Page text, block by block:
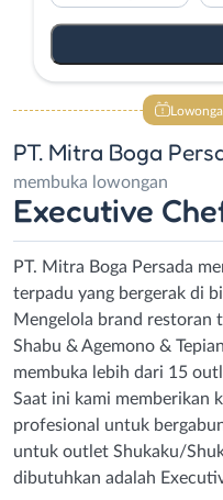
PT. Mitra Boga
membuka lowongan
Executive
PT. Mitra Boga Persada
terpadu yang bergerak di
Mengelola brand restoran
Shabu & Agemono &
membuka lebih dari 15
Saat ini kami memberikan
profesional untuk
untuk outlet Shukaku/
dibutuhkan adalah